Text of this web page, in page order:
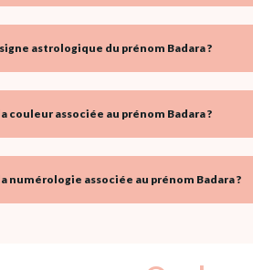
astrologique du prénom Badara ?
couleur associée au prénom Badara ?
numérologie associée au prénom Badara ?